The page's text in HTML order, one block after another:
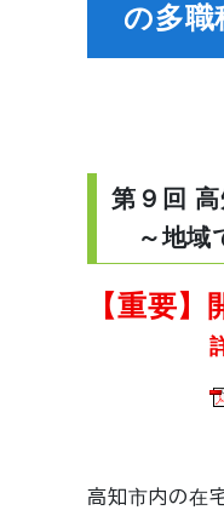
の多職
第９回
～地域
【重要
高知市内の在